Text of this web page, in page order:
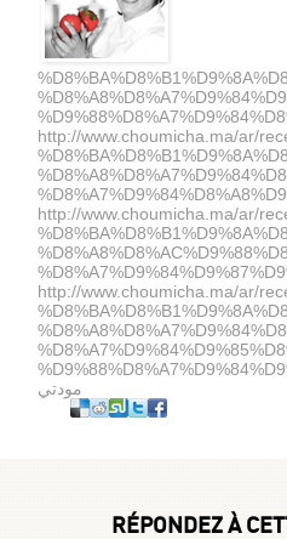
http://www.choumicha.ma/ar/
http://www.choumicha.ma/ar/
http://www.choumicha.ma/ar/
مودتي
RÉPONDEZ À